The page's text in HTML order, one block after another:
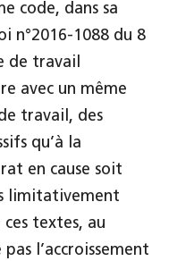
code, dans sa
n°2016-1088 du 8
de travail
avec un même
travail, des
qu’à la
en cause soit
limitativement
textes, au
l’accroissement